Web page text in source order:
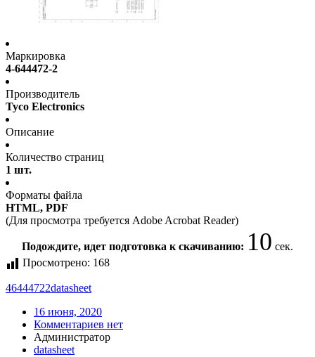
Маркировка
4-644472-2
Производитель
Tyco Electronics
Описание
Количество страниц
1 шт.
Форматы файла
HTML, PDF
(Для просмотра требуется Adobe Acrobat Reader)
Подождите, идет подготовка к скачиванию: 10 сек.
Просмотрено: 168
46444722datasheet
16 июня, 2020
Комментариев нет
Администратор
datasheet